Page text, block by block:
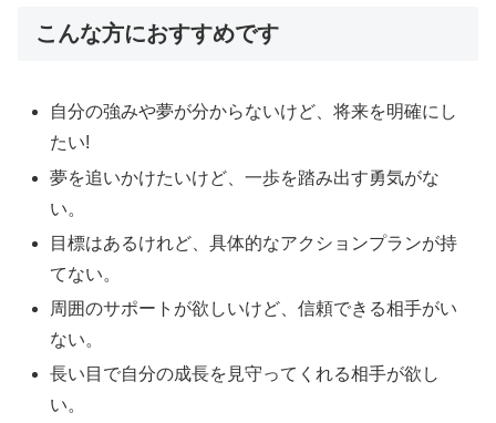
こんな方におすすめです
自分の強みや夢が分からないけど、将来を明確にし
たい!
夢を追いかけたいけど、一歩を踏み出す勇気がな
い。
目標はあるけれど、具体的なアクションプランが持
てない。
周囲のサポートが欲しいけど、信頼できる相手がい
ない。
長い目で自分の成長を見守ってくれる相手が欲し
い。